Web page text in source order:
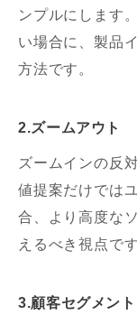
ンプルにします
い場合に、製品
方法です。
2.ズームアウト
ズームインの反
値提案だけでは
合、より高度な
えるべき視点です
3.顧客セグメント